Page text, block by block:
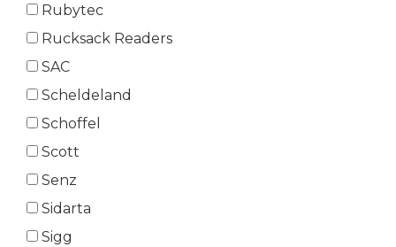
Rubytec
Rucksack Readers
SAC
Scheldeland
Schoffel
Scott
Senz
Sidarta
Sigg